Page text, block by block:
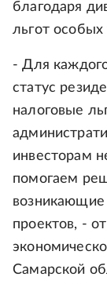
благодаря
льгот особых
- Для
статус
налоговые
инвесторам
помогаем
возникающие
проектов, -
Самарской